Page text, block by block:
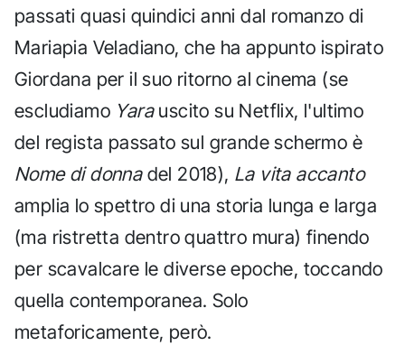
passati quasi quindici anni dal romanzo di
Mariapia Veladiano, che ha appunto ispirato
Giordana per il suo ritorno al cinema (se
escludiamo Yarauscito su Netflix, l'ultimo
del regista passato sul grande schermo è
Nome di donnadel 2018), La vita accanto
amplia lo spettro di una storia lunga e larga
(ma ristretta dentro quattro mura) finendo
per scavalcare le diverse epoche, toccando
quella contemporanea. Solo
metaforicamente, però.